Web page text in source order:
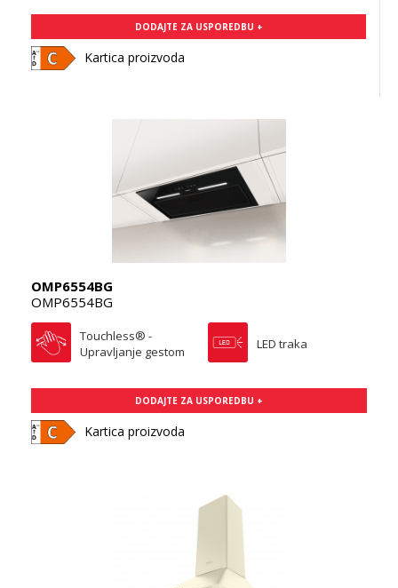
DODAJTE ZA USPOREDBU +
Kartica proizvoda
OMP6554BG
OMP6554BG
Touchless® -
Upravljanje gestom
LED traka
DODAJTE ZA USPOREDBU +
Kartica proizvoda